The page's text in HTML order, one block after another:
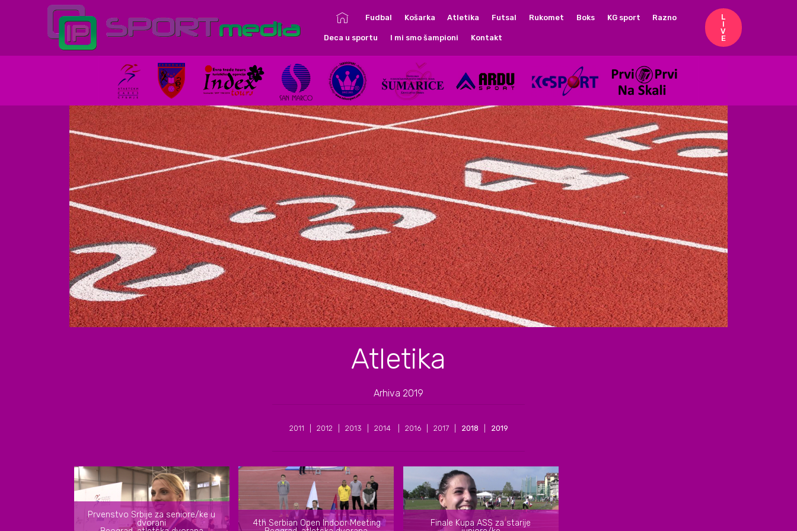
Fudbal Košarka Atletika Futsal Rukomet Boks KG sport Razno
Deca u sportu I mi smo šampioni Kontakt
L
I
V
E
© Copyright 2018 IP Sport media Kragujevac | All Rights Reserved | Design by A. Jekić
Atletika
Arhiva 2019
2011 | 2012 | 2013 | 2014 | 2016 | 2017 | 2018 2019
Prvenstvo Srbije za seniore/ke u
dvorani
4th Serbian Open Indoor Meeting
Finale Kupa ASS za starije